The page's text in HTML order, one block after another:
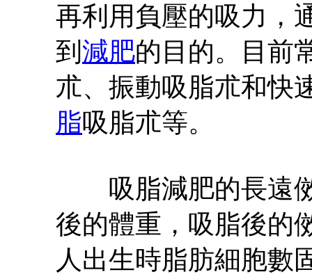
再利用負壓的吸力，
到 減肥的目的。目前
朮、振動吸脂朮和快
脂吸脂朮等。
吸脂減肥的長遠傚
後的體重，吸脂後的
人出生時脂肪細胞數